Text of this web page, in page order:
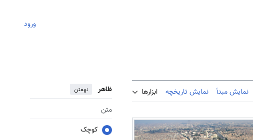
ورود
نمایش مبدأ نمایش تاریخچه ابزارها ظاهر نهفتن
متن
کوچک